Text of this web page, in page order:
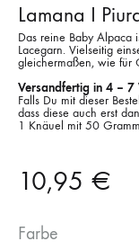
Lamana I
Das reine Baby Alpaca
Lacegarn. Vielseitig
gleichermaßen, wie für
Versandfertig in 4 – 7
Falls Du mit dieser
dass diese auch erst
1 Knäuel mit 50
10,95 €
Farbe